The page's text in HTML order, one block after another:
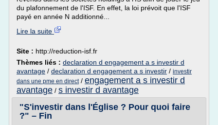
du plafonnement de l'ISF. En effet, la loi prévoit que l'ISF
payé en année N additionné...
Lire la suite
Site : http://reduction-isf.fr
Thèmes liés : declaration d engagement a s investir d
avantage / declaration d engagement a s investir / investir
dans une pme en direct/ engagement a s investir d
avantage / s investir d avantage
"S'investir dans l'Église ? Pour quoi faire
?" – Fin